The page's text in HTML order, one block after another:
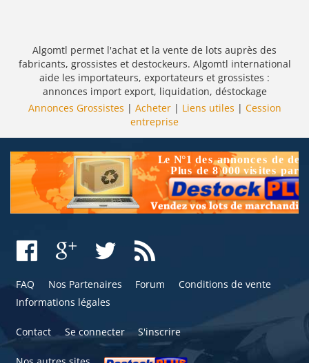
Algomtl permet l'achat et la vente de lots auprès des
fabricants, grossistes et destockeurs. Algomtl international
aide les importateurs, exportateurs et grossistes :
annonces import export, liquidation, déstockage
Annonces Grossistes | Acheter| Liens utiles | Cession
entreprise
FAQ Nos Partenaires Forum
Conditions de vente
Informations légales
Contact Se connecter S'inscrire